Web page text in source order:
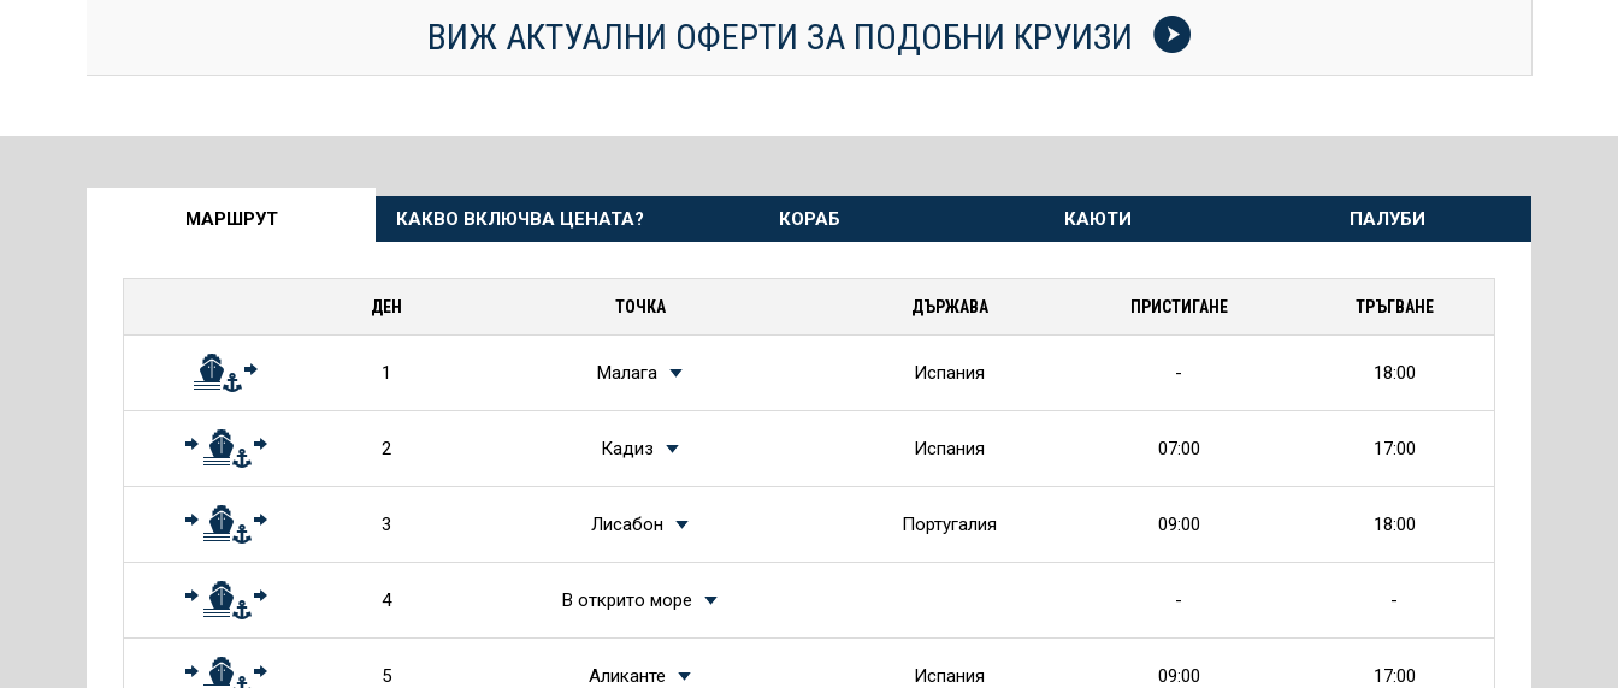
ВИЖ АКТУАЛНИ ОФЕРТИ ЗА ПОДОБНИ КРУИЗИ
МАРШРУТ КАКВО ВКЛЮЧВА ЦЕНАТА? КОРАБ КАЮТИ ПАЛУБИ
ДЕН ТОЧКА ДЪРЖАВА ПРИСТИГАНЕ ТРЪГВАНЕ
1 Малага Испания - 18:00
2 Кадиз Испания 07:00 17:00
3 Лисабон Португалия 09:00 18:00
4 В открито море - -
5 Аликанте Испания 09:00 17:00